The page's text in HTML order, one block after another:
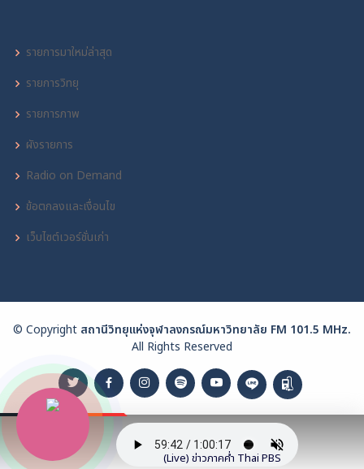
รายการมาใหม่ล่าสุด
รายการวิทยุ
รายการภาพ
ผังรายการ
Radio on Demand
ข้อตกลงและเงื่อนไข
เว็บไซต์เวอร์ชั่นเก่า
© Copyright สถานีวิทยุแห่งจุฬาลงกรณ์มหาวิทยาลัย FM 101.5 MHz.
All Rights Reserved
(Live) ข่าวภาคค่ำ Thai PBS